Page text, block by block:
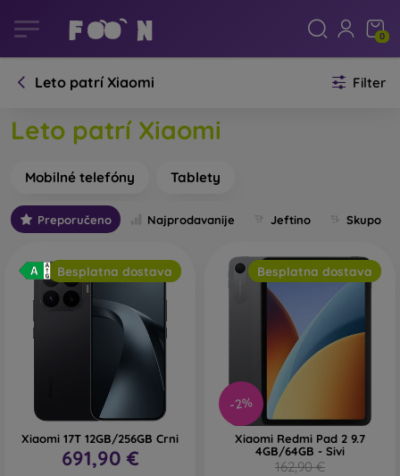
0
Leto patrí Xiaomi Filter
Leto patrí Xiaomi
Mobilné telefóny Tablety
Preporučeno Najprodavanije Jeftino Skupo
Besplatna dostava
Xiaomi 17T 12GB/256GB Crni
691,90 €
-2%
Besplatna dostava
Xiaomi Redmi Pad 2 9.7
4GB/64GB - Sivi
162,90 €